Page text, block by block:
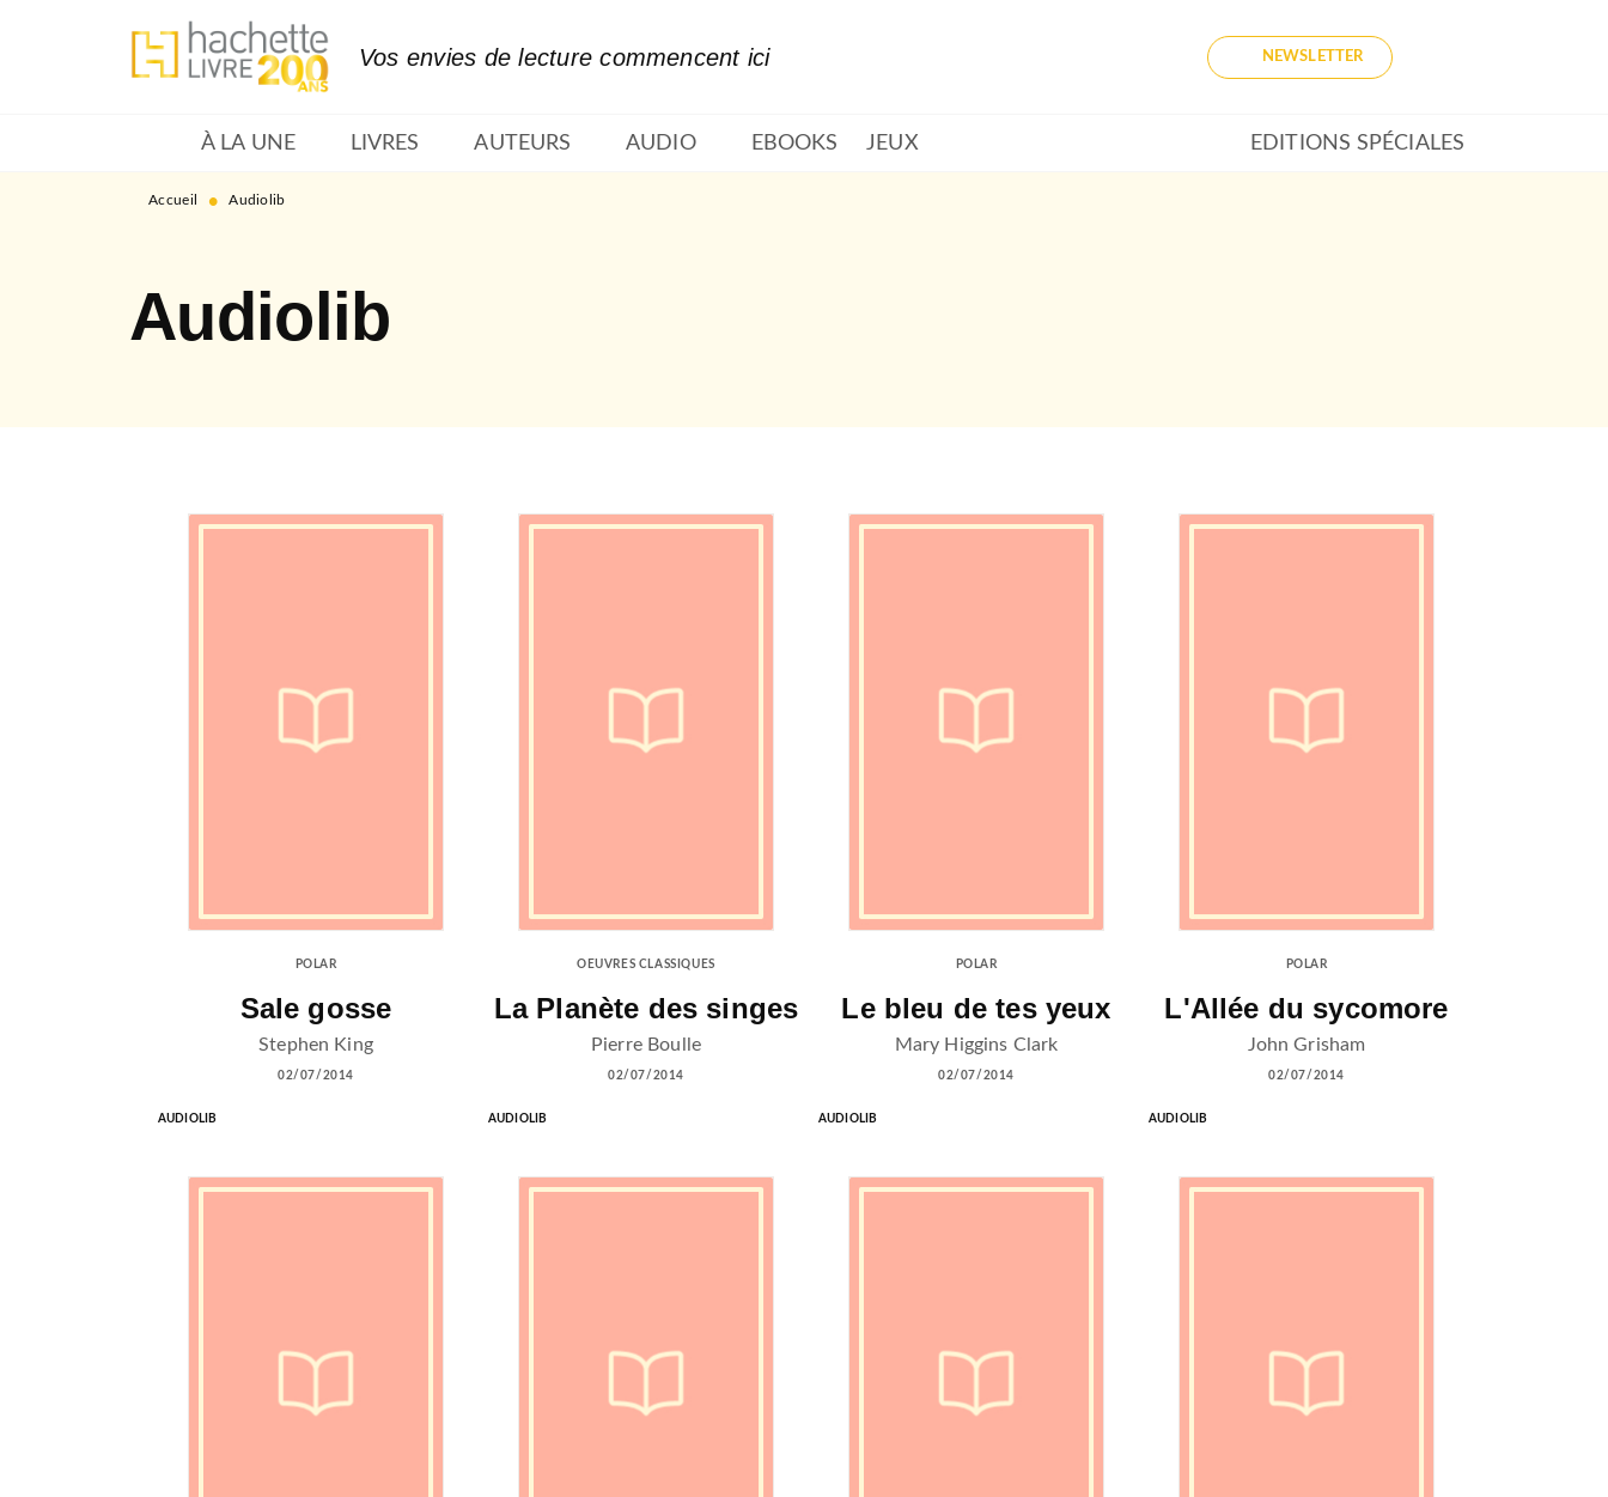
MENU RECHERCHE
Vos envies de lecture commencent ici NEWSLETTER
À LA UNE LIVRES AUTEURS AUDIO EBOOKS JEUX EDITIONS SPÉCIALES
Accueil • Audiolib
Audiolib
POLAR
Sale gosse
Stephen King
02/07/2014
AUDIOLIB
OEUVRES CLASSIQUES
La Planète des singes
Pierre Boulle
02/07/2014
AUDIOLIB
POLAR
Le bleu de tes yeux
Mary Higgins Clark
02/07/2014
AUDIOLIB
POLAR
L'Allée du sycomore
John Grisham
02/07/2014
AUDIOLIB